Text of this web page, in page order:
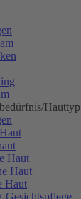
Hauttyp
Haut
Haut
Haut